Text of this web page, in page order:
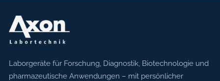
Axon Labortechnik
Laborgeräte für Forschung, Diagnostik, Biotechnologie und
pharmazeutische Anwendungen – mit persönlicher